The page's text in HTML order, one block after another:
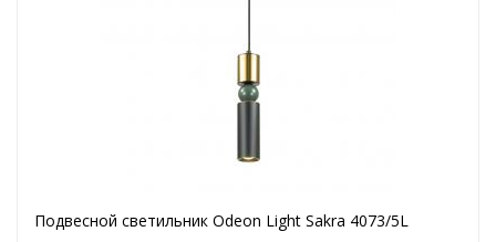
Подвесной светильник Odeon Light Sakra 4073/5L